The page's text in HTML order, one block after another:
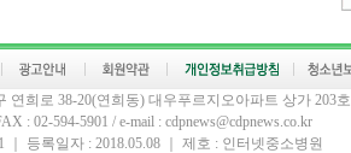
연희로 38-20(연희동) 대우푸르지오아파트 상가 203호
: 02-594-5901 / e-mail : cdpnews@cdpnews.co.kr
｜ 등록일자 : 2018.05.08 ｜ 제호 : 인터넷중소병원